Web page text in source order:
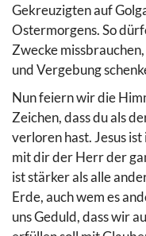
Gekreuzigten auf
Ostermorgens. So
Zwecke
und Vergebung
Nun feiern wir die
Zeichen, dass du als
verloren hast. Jesus
mit dir der Herr der
ist stärker als alle
Erde, auch wem es
uns Geduld, dass wir